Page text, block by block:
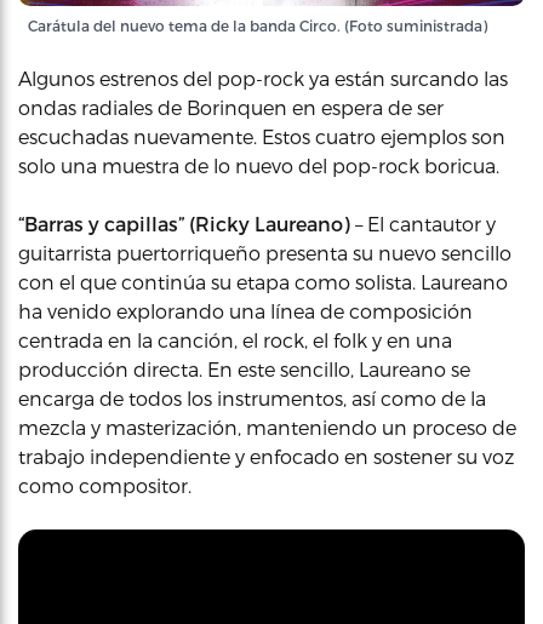
Carátula del nuevo tema de la banda Circo. (Foto suministrada)
Algunos estrenos del pop-rock ya están surcando las
ondas radiales de Borinquen en espera de ser
escuchadas nuevamente. Estos cuatro ejemplos son
solo una muestra de lo nuevo del pop-rock boricua.
“Barras y capillas” (Ricky Laureano) – El cantautor y
guitarrista puertorriqueño presenta su nuevo sencillo
con el que continúa su etapa como solista. Laureano
ha venido explorando una línea de composición
centrada en la canción, el rock, el folk y en una
producción directa. En este sencillo, Laureano se
encarga de todos los instrumentos, así como de la
mezcla y masterización, manteniendo un proceso de
trabajo independiente y enfocado en sostener su voz
como compositor.